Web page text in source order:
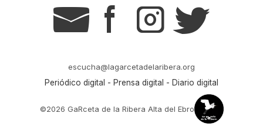
g s t r
escucha@lagarcetadelaribera.org
Periódico digital - Prensa digital - Diario digital
©2026 GaRceta de la Ribera Alta del Ebro